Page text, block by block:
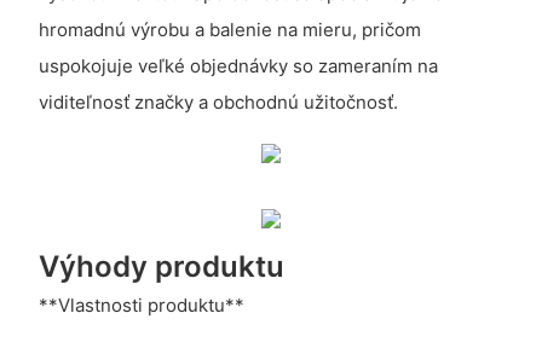
hromadnú výrobu a balenie na mieru, pričom
uspokojuje veľké objednávky so zameraním na
viditeľnosť značky a obchodnú užitočnosť.
Výhody produktu
**Vlastnosti produktu**